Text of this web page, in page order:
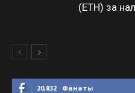
(ETH) за
20,832 Фанаты